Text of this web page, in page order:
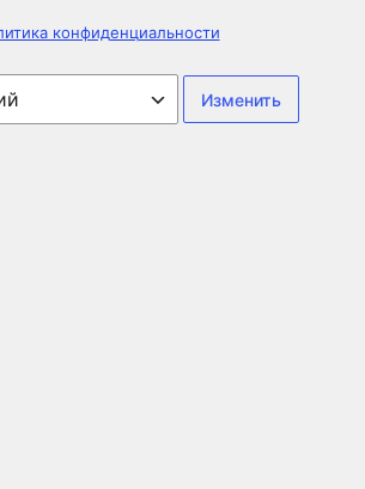
конфиденциальности